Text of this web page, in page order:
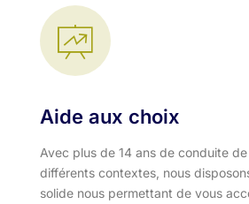
Aide aux choix
Avec plus de 14 ans de conduite
différents contextes, nous
solide nous permettant de vous